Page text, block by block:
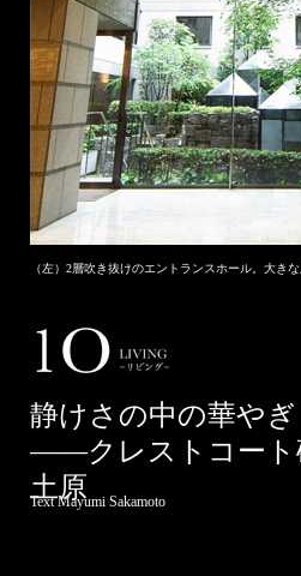
（左）2層吹き抜けのエントランスホール。大き
静けさの中の華やぎ
――クレストコート
土原
Text Mayumi Sakamoto